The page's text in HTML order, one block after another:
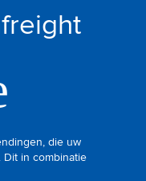
die uw
in combinatie